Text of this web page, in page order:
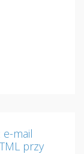
mail
przy